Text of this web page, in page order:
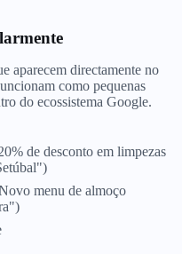
aparecem directamente no
como pequenas
do ecossistema Google.
de desconto em limpezas
menu de almoço